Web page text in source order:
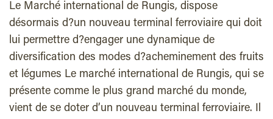
Le Marché international de Rungis, dispose
désormais d?un nouveau terminal ferroviaire qui doit
lui permettre d?engager une dynamique de
diversification des modes d?acheminement des fruits
et légumes Le marché international de Rungis, qui se
présente comme le plus grand marché du monde,
vient de se doter d’un nouveau terminal ferroviaire. Il